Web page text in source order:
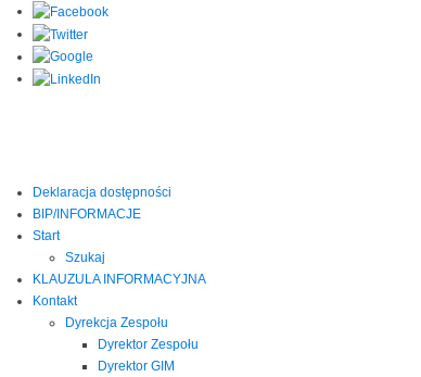
Deklaracja dostępności
BIP/INFORMACJE
Start
Szukaj
KLAUZULA INFORMACYJNA
Kontakt
Dyrekcja Zespołu
Dyrektor Zespołu
Dyrektor GIM